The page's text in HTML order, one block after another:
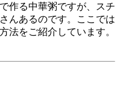
作る中華粥ですが、スチ
んあるのです。ここでは
法をご紹介しています。